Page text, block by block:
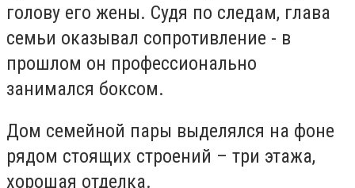
голову его жены. Судя по следам, глава
семьи оказывал сопротивление - в
прошлом он профессионально
занимался боксом.
Дом семейной пары выделялся на фоне
рядом стоящих строений – три этажа,
хорошая отделка.